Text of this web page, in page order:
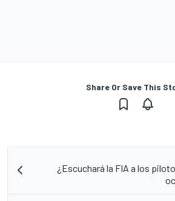
Share Or Save This
¿Escuchará la FIA a los